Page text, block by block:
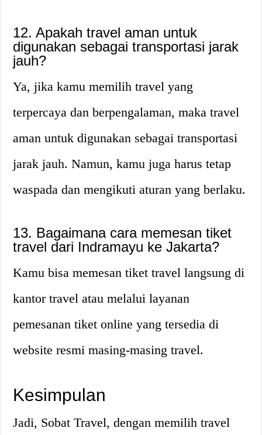
12. Apakah travel aman untuk
digunakan sebagai transportasi jarak
jauh?
Ya, jika kamu memilih travel yang
terpercaya dan berpengalaman, maka travel
aman untuk digunakan sebagai transportasi
jarak jauh. Namun, kamu juga harus tetap
waspada dan mengikuti aturan yang berlaku.
13. Bagaimana cara memesan tiket
travel dari Indramayu ke Jakarta?
Kamu bisa memesan tiket travel langsung di
kantor travel atau melalui layanan
pemesanan tiket online yang tersedia di
website resmi masing-masing travel.
Kesimpulan
Jadi, Sobat Travel, dengan memilih travel